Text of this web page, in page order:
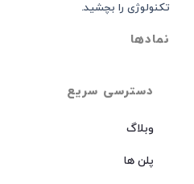
دسترسی سریع
وبلاگ
پلن ها
تکنولوژی را بچشید.
نمادها